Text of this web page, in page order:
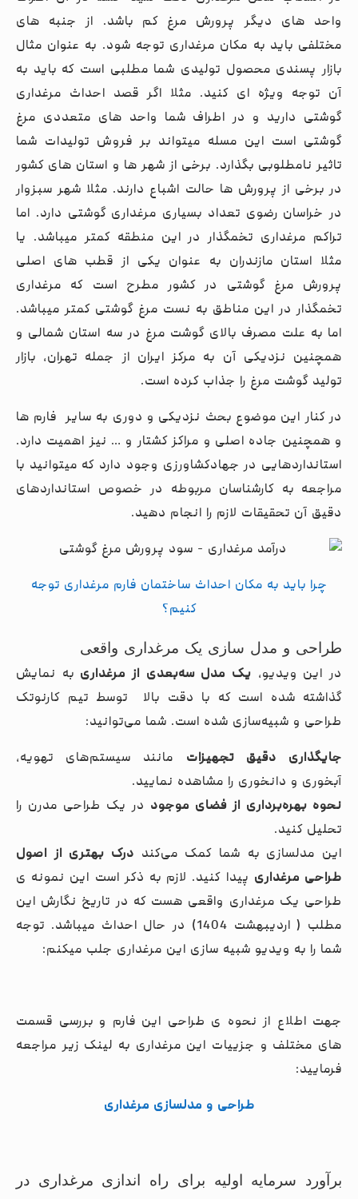
واحد های دیگر پرورش مرغ کم باشد. از جنبه های
مختلفی باید به مکان مرغداری توجه شود. به عنوان مثال
بازار پسندی محصول تولیدی شما مطلبی است که باید به
آن توجه ویژه ای کنید. مثلا اگر قصد احداث مرغداری
گوشتی دارید و در اطراف شما واحد های متعددی مرغ
گوشتی است این مسله میتواند بر فروش تولیدات شما
تاثیر نامطلوبی بگذارد. برخی از شهر ها و استان های کشور
در برخی از پرورش ها حالت اشباع دارند. مثلا شهر سبزوار
در خراسان رضوی تعداد بسیاری مرغداری گوشتی دارد. اما
تراکم مرغداری تخمگذار در این منطقه کمتر میباشد. یا
مثلا استان مازندران به عنوان یکی از قطب های اصلی
پرورش مرغ گوشتی در کشور مطرح است که مرغداری
تخمگذار در این مناطق به نست مرغ گوشتی کمتر میباشد.
اما به علت مصرف بالای گوشت مرغ در سه استان شمالی و
همچنین نزدیکی آن به مرکز ایران از جمله تهران، بازار
تولید گوشت مرغ را جذاب کرده است.
در کنار این موضوع بحث نزدیکی و دوری به سایر فارم ها
و همچنین جاده اصلی و مراکز کشتار و … نیز اهمیت دارد.
استانداردهایی در جهادکشاورزی وجود دارد که میتوانید با
مراجعه به کارشناسان مربوطه در خصوص استانداردهای
دقیق آن تحقیقات لازم را انجام دهید.
چرا باید به مکان احداث ساختمان فارم مرغداری توجه
کنیم؟
طراحی و مدل سازی یک مرغداری واقعی
در این ویدیو، یک مدل سه‌بعدی از مرغداری به نمایش
گذاشته شده است که با دقت بالا توسط تیم کارنوتک
طراحی و شبیه‌سازی شده است. شما می‌توانید:
جایگذاری دقیق تجهیزات مانند سیستم‌های تهویه،
آبخوری و دانخوری را مشاهده نمایید.
نحوه بهره‌برداری از فضای موجود در یک طراحی مدرن را
تحلیل کنید.
این مدلسازی به شما کمک می‌کند درک بهتری از اصول
طراحی مرغداری پیدا کنید. لازم به ذکر است این نمونه ی
طراحی یک مرغداری واقعی هست که در تاریخ نگارش این
مطلب ( اردیبهشت 1404) در حال احداث میباشد. توجه
شما را به ویدیو شبیه سازی این مرغداری جلب میکنم:
جهت اطلاع از نحوه ی طراحی این فارم و بررسی قسمت
های مختلف و جزییات این مرغداری به لینک زیر مراجعه
فرمایید:
طراحی و مدلسازی مرغداری
برآورد سرمایه اولیه برای راه اندازی مرغداری در